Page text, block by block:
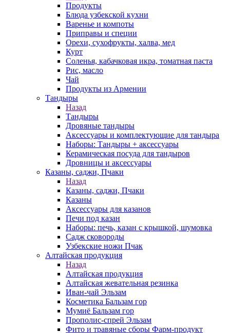
Продукты
Блюда узбекской кухни
Варенье и компоты
Приправы и специи
Орехи, сухофрукты, халва, мед
Курт
Соленья, кабачковая икра, томатная паста
Рис, масло
Чай
Продукты из Армении
Тандыры
Назад
Тандыры
Дровяные тандыры
Аксессуары и комплектующие для тандыра
Наборы: Тандыры + аксессуары
Керамическая посуда для тандыров
Дровницы и аксессуары
Казаны, саджи, Пчаки
Назад
Казаны, саджи, Пчаки
Казаны
Аксессуары для казанов
Печи под казан
Наборы: печь, казан с крышкой, шумовка
Садж сковороды
Узбекские ножи Пчак
Алтайская продукция
Назад
Алтайская продукция
Алтайская жевательная резинка
Иван-чай Эльзам
Косметика Бальзам гор
Мумиё Бальзам гор
Прополис-спрей Эльзам
Фито и травяные сборы Фарм-продукт